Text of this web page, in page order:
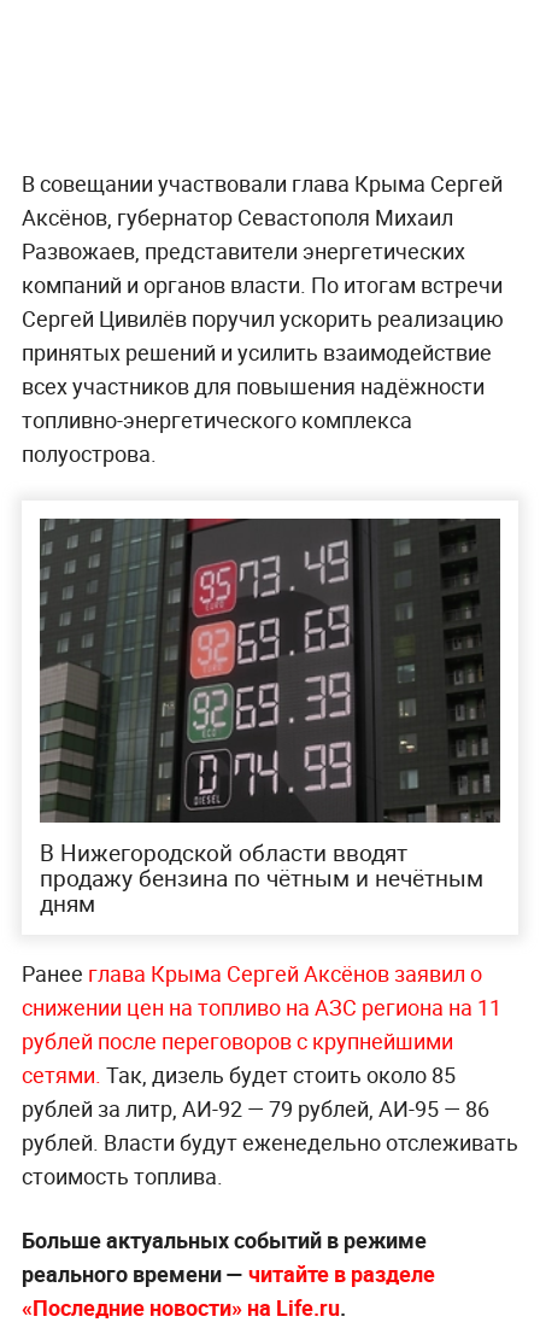
В совещании участвовали глава Крыма Сергей
Аксёнов, губернатор Севастополя Михаил
Развожаев, представители энергетических
компаний и органов власти. По итогам встречи
Сергей Цивилёв поручил ускорить реализацию
принятых решений и усилить взаимодействие
всех участников для повышения надёжности
топливно-энергетического комплекса
полуострова.
В Нижегородской области вводят
продажу бензина по чётным и нечётным
дням
Ранее глава Крыма Сергей Аксёнов заявил о
снижении цен на топливо на АЗС региона на 11
рублей после переговоров с крупнейшими
сетями. Так, дизель будет стоить около 85
рублей за литр, АИ-92 — 79 рублей, АИ-95 — 86
рублей. Власти будут еженедельно отслеживать
стоимость топлива.
Больше актуальных событий в режиме
реального времени — читайте в разделе
«Последние новости» на Life.ru.